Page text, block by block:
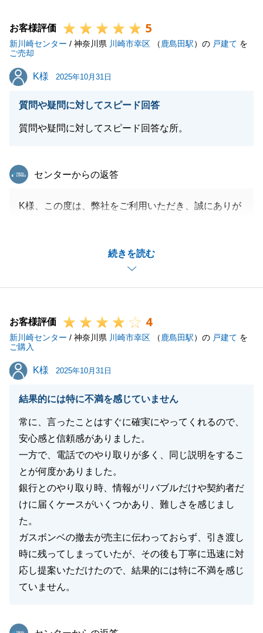
ります。
何かご不明な点がございましたらお気軽にご連絡くだ
さい。
引き続き今後ともよろしくお願いいたします。
閉じる
お客様評価 5
新川崎センター / 神奈川県 川崎市幸区 （ 鹿島田駅）の 戸建て を
ご売却
K様
K様 2025年10月31日
質問や疑問に対してスピード回答
質問や疑問に対してスピード回答な所。
続きを読む
東急リバブル
センターからの返答
K様、この度は、弊社をご利用いただき、誠にありが
ることができましたこと、心より感謝申し上げます。
今後、何かご不明な点やご相談がございましたら、い
つでもお気軽にご連絡ください。
お客様評価 4
新川崎センター / 神奈川県 川崎市幸区 （ 鹿島田駅）の 戸建て を
ご購入
K様
K様 2025年10月31日
結果的には特に不満を感じていません
常に、言ったことはすぐに確実にやってくれるので、
安心感と信頼感がありました。
一方で、電話でのやり取りが多く、同じ説明をするこ
とが何度かありました。
銀行とのやり取り時、情報がリバブルだけや契約者だ
けに届くケースがいくつかあり、難しさを感じまし
た。
ガスボンベの撤去が売主に伝わっておらず、引き渡し
時に残ってしまっていたが、その後も丁寧に迅速に対
応し提案いただけたので、結果的には特に不満を感じ
ていません。
東急リバブル